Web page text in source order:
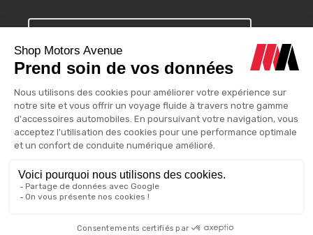
Vous pouvez vous désinscrire à tout moment. Vous trouverez pour
cela nos informations de contact dans les conditions d'utilisation
du site.